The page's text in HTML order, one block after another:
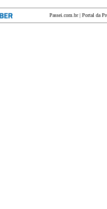
Passei.com.br| Portal da